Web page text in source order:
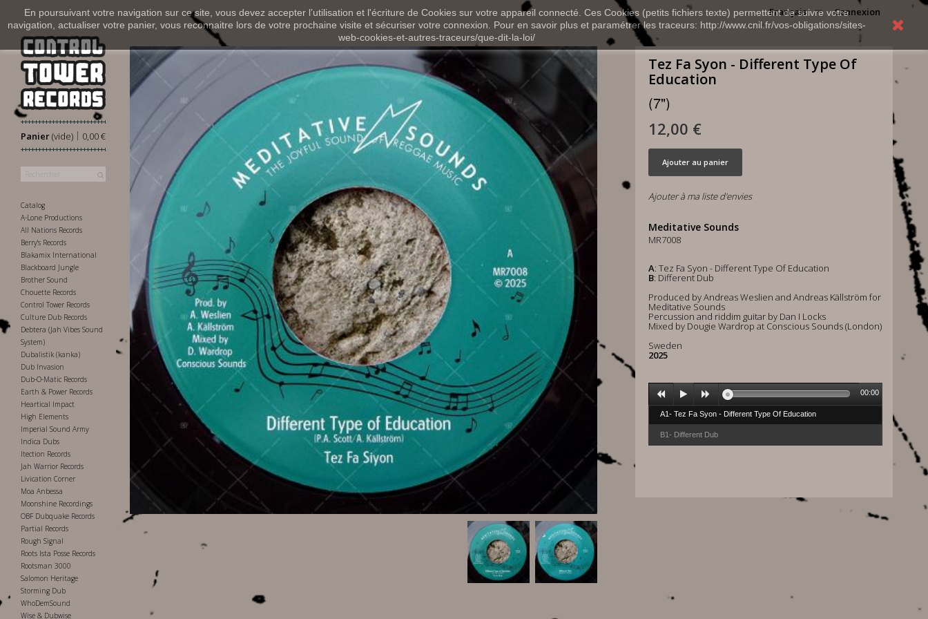
En poursuivant votre navigation sur ce site, vous devez accepter l’utilisation et l'écriture de Cookies sur votre appareil connecté. Ces Cookies (petits fichiers texte) permettent de suivre votre
navigation, actualiser votre panier, vous reconnaitre lors de votre prochaine visite et sécuriser votre connexion. Pour en savoir plus et paramétrer les traceurs: http://www.cnil.fr/vos-obligations/sites-
web-cookies-et-autres-traceurs/que-dit-la-loi/
Connexion
Français
Panier 0,00 €
|
(vide)
Catalog
A-Lone Productions
All Nations Records
Berry's Records
Blakamix International
Blackboard Jungle
Brother Sound
Chouette Records
Control Tower Records
Culture Dub Records
Debtera (Jah Vibes Sound
System)
Dubalistik (kanka)
Dub Invasion
Dub-O-Matic Records
Earth & Power Records
Heartical Impact
High Elements
Imperial Sound Army
Indica Dubs
Itection Records
Jah Warrior Records
Livication Corner
Moa Anbessa
Moonshine Recordings
OBF Dubquake Records
Partial Records
Rough Signal
Roots Ista Posse Records
Rootsman 3000
Salomon Heritage
Storming Dub
WhoDemSound
Wise & Dubwise
Tez Fa Syon - Different Type Of
Education
(7")
12,00 €
Ajouter au panier
Ajouter à ma liste d'envies
Meditative Sounds
MR7008
A: Tez Fa Syon - Different Type Of Education
B: Different Dub
Produced by Andreas Weslien and Andreas Källström for
Meditative Sounds
Percussion and riddim guitar by Dan I Locks
Mixed by Dougie Wardrop at Conscious Sounds (London)
Sweden
2025
A1- Tez Fa Syon - Different Type Of Education
B1- Different Dub
00:00